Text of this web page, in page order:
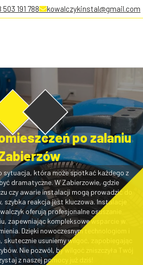
503 191 788 kowalczykinstal@gmail.com
po zalaniu
sytuacja, która może spotkać każdego z
dramatyczne. W Zabierzowie, gdzie
czy awarie instalacji mogą prowadzić do
szybka reakcja jest kluczowa. Instalacje
oferują profesjonalne osuszanie
zapewniając kompleksowe wsparcie w
Dzięki nowoczesnym technologiom i
usuniemy wilgoć, zapobiegając
Nie pozwól, by wilgoć zniszczyła Twój
z naszej pomocy już dziś!